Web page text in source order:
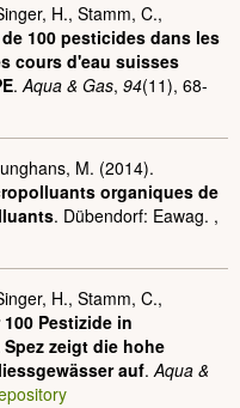
H., Stamm, C.,
100 pesticides dans les
cours d'eau suisses
.Aqua & Gas, 94(11), 68-
M. (2014).
organiques de
. Dübendorf: Eawag. ,
H., Stamm, C.,
100 Pestizide in
Spez zeigt die hohe
auf.Aqua &